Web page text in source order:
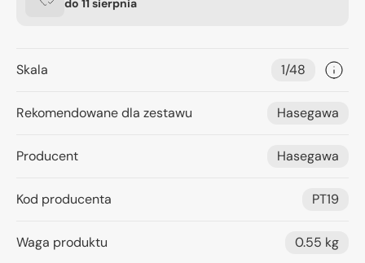
do 11 sierpnia
Skala 1/48
Rekomendowane dla zestawu Hasegawa
Producent Hasegawa
Kod producenta PT19
Waga produktu 0.55 kg